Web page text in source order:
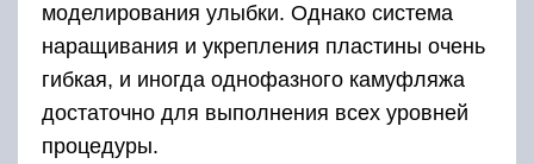
моделирования улыбки. Однако система
наращивания и укрепления пластины очень
гибкая, и иногда однофазного камуфляжа
достаточно для выполнения всех уровней
процедуры.